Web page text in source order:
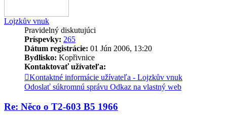
Lojzkův vnuk
Pravidelný diskutujúci
Príspevky: 265
Dátum registrácie: 01 Jún 2006, 13:20
Bydlisko: Kopřivnice
Kontaktovať užívateľa:
Kontaktné informácie užívateľa - Lojzkův vnuk
Odoslať súkromnú správu Odkaz na vlastný web
Re: Něco o T2-603 B5 1966